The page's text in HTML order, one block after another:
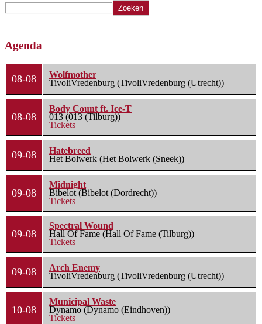
Zoeken
Agenda
08-08
Wolfmother
TivoliVredenburg (TivoliVredenburg (Utrecht))
08-08
Body Count ft. Ice-T
013 (013 (Tilburg))
Tickets
09-08
Hatebreed
Het Bolwerk (Het Bolwerk (Sneek))
09-08
Midnight
Bibelot (Bibelot (Dordrecht))
Tickets
09-08
Spectral Wound
Hall Of Fame (Hall Of Fame (Tilburg))
Tickets
09-08
Arch Enemy
TivoliVredenburg (TivoliVredenburg (Utrecht))
10-08
Municipal Waste
Dynamo (Dynamo (Eindhoven))
Tickets